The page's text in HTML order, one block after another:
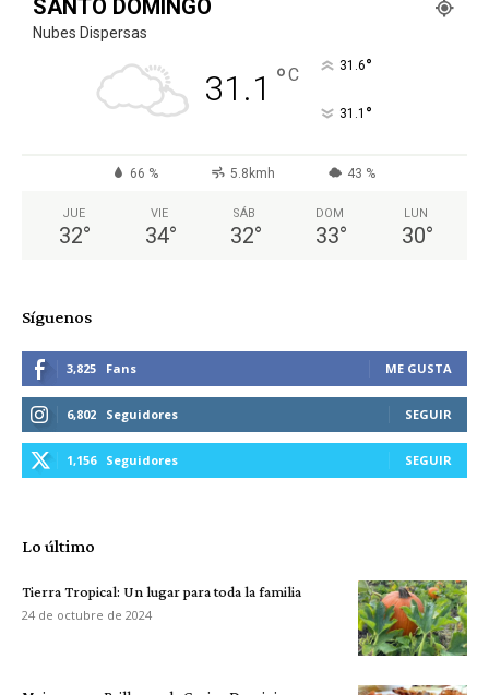
SANTO DOMINGO
Nubes Dispersas
31.1 °C 31.6°
31.1 °
66 % 5.8kmh 43 %
JUE
32°
VIE
34°
SÁB
32°
DOM
33°
LUN
30°
Síguenos
3,825 Fans ME GUSTA
6,802 Seguidores SEGUIR
1,156 Seguidores SEGUIR
Lo último
Tierra Tropical: Un lugar para toda la familia
24 de octubre de 2024